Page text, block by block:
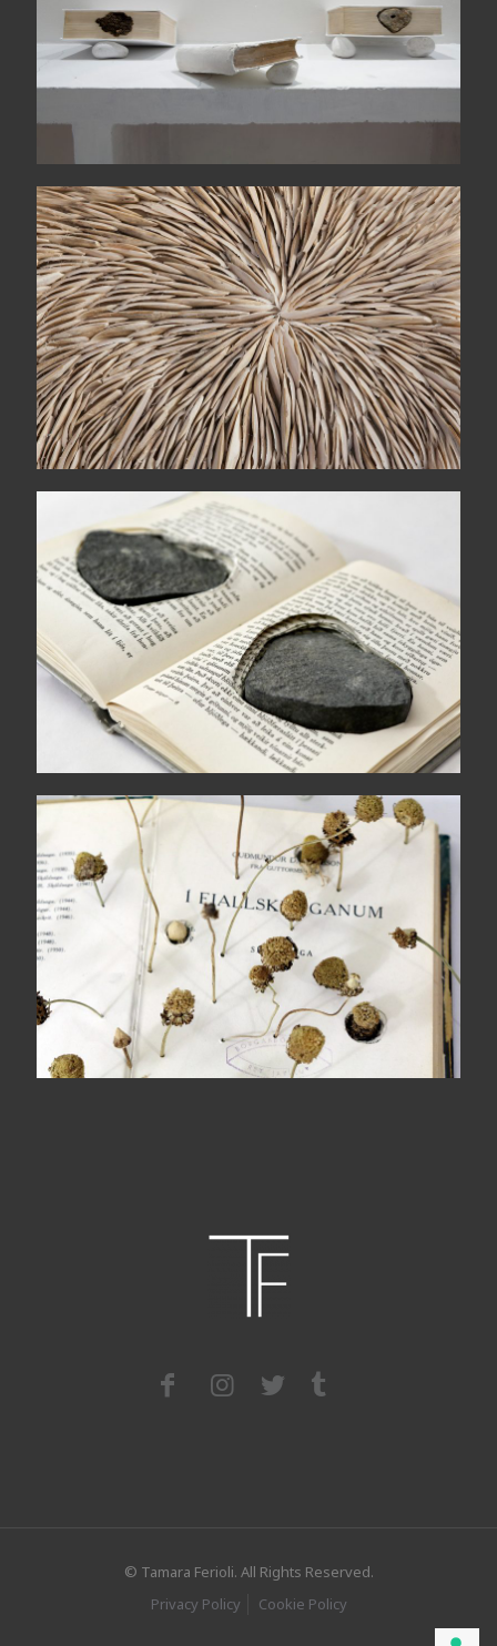
Unravel
Due metà = due
Le ombre di montagna
© Tamara Ferioli. All Rights Reserved.
Privacy Policy
Cookie Policy